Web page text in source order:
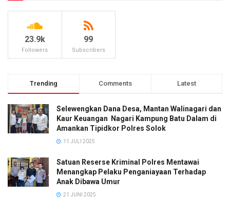
23.9k
Followers
99
Subscribers
Trending Comments Latest
Selewengkan Dana Desa, Mantan Walinagari dan
Kaur Keuangan Nagari Kampung Batu Dalam di
Amankan Tipidkor Polres Solok
11 JULI 2025
Satuan Reserse Kriminal Polres Mentawai
Menangkap Pelaku Penganiayaan Terhadap
Anak Dibawa Umur
21 JUNI 2025